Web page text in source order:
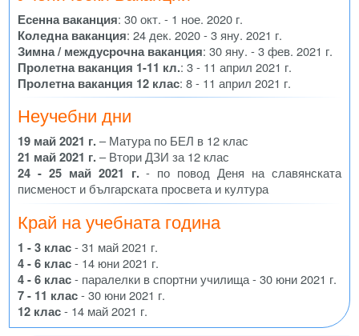
Есенна ваканция: 30 окт. - 1 ное. 2020 г.
Коледна ваканция: 24 дек. 2020 - 3 яну. 2021 г.
Зимна / междусрочна ваканция: 30 яну. - 3 фев. 2021 г.
Пролетна ваканция 1-11 кл.: 3 - 11 април 2021 г.
Пролетна ваканция 12 клас: 8 - 11 април 2021 г.
Неучебни дни
19 май 2021 г.– Матура по БЕЛ в 12 клас
21 май 2021 г.– Втори ДЗИ за 12 клас
24 - 25 май 2021 г.- по повод Деня на славянската
писменост и българската просвета и култура
Край на учебната година
1 - 3 клас- 31 май 2021 г.
4 - 6 клас- 14 юни 2021 г.
4 - 6 клас- паралелки в спортни училища - 30 юни 2021 г.
7 - 11 клас- 30 юни 2021 г.
12 клас- 14 май 2021 г.